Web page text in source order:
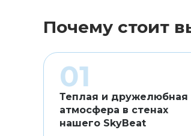
Почему стоит
Теплая и дружелюбная
атмосфера в стенах
нашего SkyBeat